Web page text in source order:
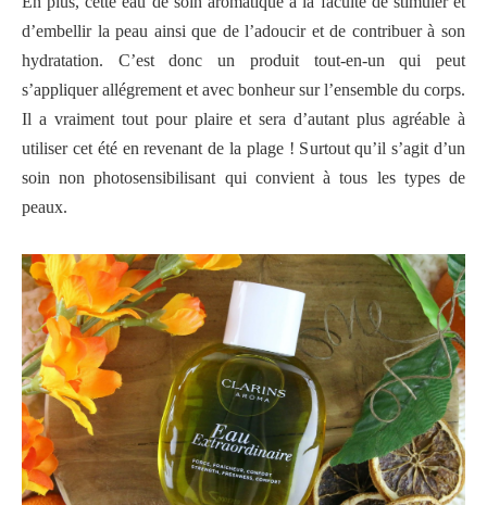
d’embellir la peau ainsi que de l’adoucir et de contribuer à son
hydratation. C’est donc un produit tout-en-un qui peut
s’appliquer allégrement et avec bonheur sur l’ensemble du corps.
Il a vraiment tout pour plaire et sera d’autant plus agréable à
utiliser cet été en revenant de la plage ! Surtout qu’il s’agit d’un
soin non photosensibilisant qui convient à tous les types de
peaux.